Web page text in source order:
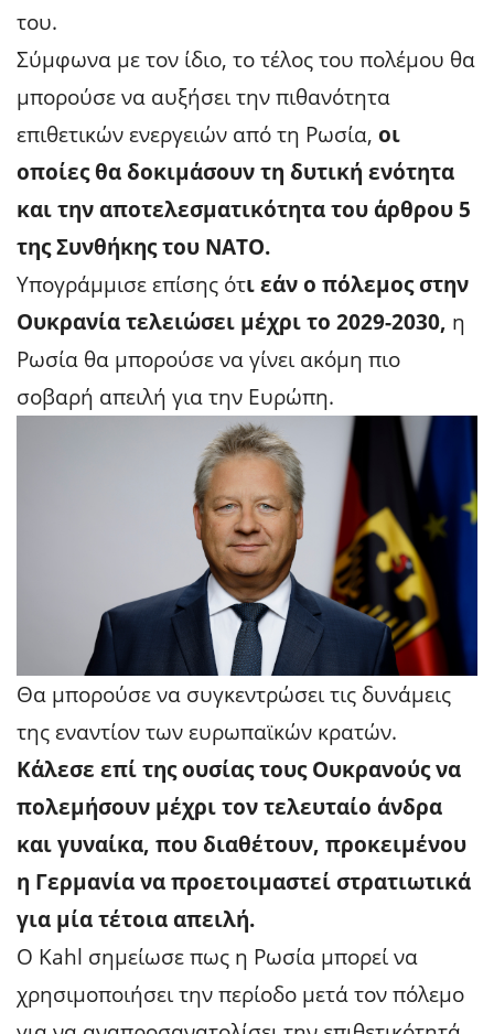
του.
Σύμφωνα με τον ίδιο, το τέλος του πολέμου θα
μπορούσε να αυξήσει την πιθανότητα
επιθετικών ενεργειών από τη Ρωσία, οι
οποίες θα δοκιμάσουν τη δυτική ενότητα
και την αποτελεσματικότητα του άρθρου 5
της Συνθήκης του ΝΑΤΟ.
Υπογράμμισε επίσης ότι εάν ο πόλεμος στην
Ουκρανία τελειώσει μέχρι το 2029-2030, η
Ρωσία θα μπορούσε να γίνει ακόμη πιο
σοβαρή απειλή για την Ευρώπη.
Θα μπορούσε να συγκεντρώσει τις δυνάμεις
της εναντίον των ευρωπαϊκών κρατών.
Κάλεσε επί της ουσίας τους Ουκρανούς να
πολεμήσουν μέχρι τον τελευταίο άνδρα
και γυναίκα, που διαθέτουν, προκειμένου
η Γερμανία να προετοιμαστεί στρατιωτικά
για μία τέτοια απειλή.
Ο Kahl σημείωσε πως η Ρωσία μπορεί να
χρησιμοποιήσει την περίοδο μετά τον πόλεμο